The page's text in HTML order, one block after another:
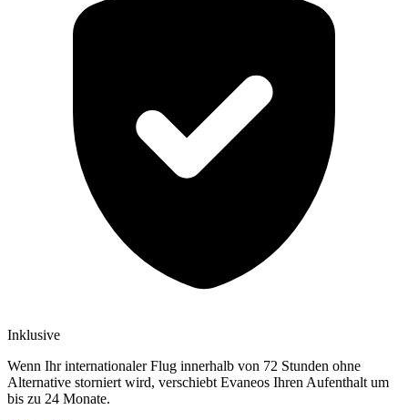
Inklusive
Wenn Ihr internationaler Flug innerhalb von 72 Stunden ohne
Alternative storniert wird, verschiebt Evaneos Ihren Aufenthalt um
bis zu 24 Monate.